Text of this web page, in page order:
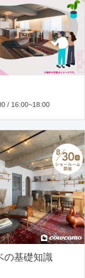
/ 16:00~18:00
の基礎知識